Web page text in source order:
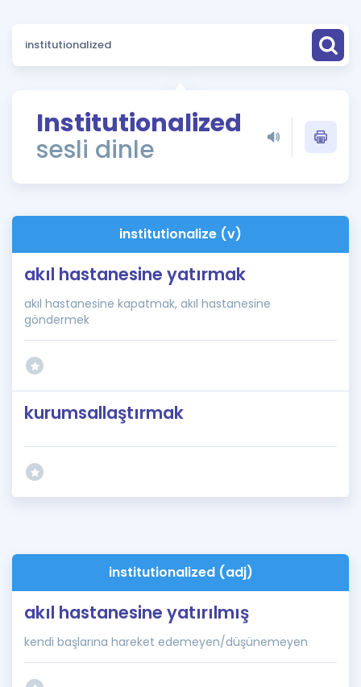
ÖSYM Sınav Takvimi
Kampanyalar
İngilizce Gramer
Institutionalized
sesli dinle
institutionalize (v)
akıl hastanesine yatırmak
akıl hastanesine kapatmak, akıl hastanesine
göndermek
kurumsallaştırmak
institutionalized (adj)
akıl hastanesine yatırılmış
kendi başlarına hareket edemeyen/düşünemeyen